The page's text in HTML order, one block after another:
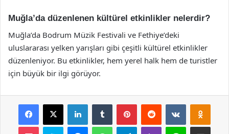
Muğla’da düzenlenen kültürel etkinlikler nelerdir?
Muğla’da Bodrum Müzik Festivali ve Fethiye’deki
uluslararası yelken yarışları gibi çeşitli kültürel etkinlikler
düzenleniyor. Bu etkinlikler, hem yerel halk hem de turistler
için büyük bir ilgi görüyor.
Facebook
X LinkedInTumblr PinterestReddit VKontakte
Pocket Skype MessengerWhatsAppTelegramViber Line E-Posta ile